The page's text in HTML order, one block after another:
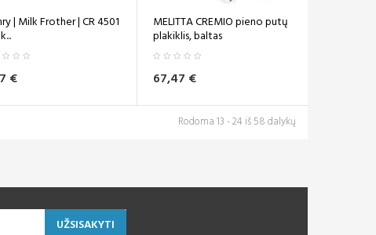
| Milk Frother | CR 4501
€
MELITTA CREMIO pieno putų
plakiklis, baltas
67,47 €
Rodoma 13 - 24 iš 58 dalykų
UŽSISAKYTI